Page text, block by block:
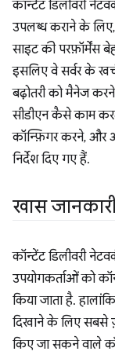
कॉन्टेंट डिलीवरी
उपलब्ध कराने के लिए,
साइट की परफ़ॉर्मेंस
इसलिए वे सर्वर के
बढ़ोतरी को मैनेज
सीडीएन कैसे काम
कॉन्फ़िगर करने, और
निर्देश दिए गए हैं.
खास
कॉन्टेंट डिलीवरी
उपयोगकर्ताओं को
किया जाता है.
दिखाने के लिए सबसे
किए जा सकने वाले